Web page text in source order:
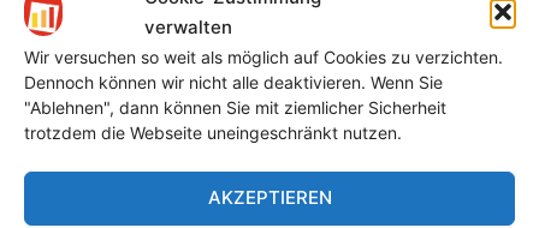
verwalten
Wir versuchen so weit als möglich auf Cookies zu verzichten.
Dennoch können wir nicht alle deaktivieren. Wenn Sie
"Ablehnen", dann können Sie mit ziemlicher Sicherheit
trotzdem die Webseite uneingeschränkt nutzen.
AKZEPTIEREN
Beitragsnavigation
Multifunktionsraum der Dreisamhalle Ebnet
Pavillon für Alle